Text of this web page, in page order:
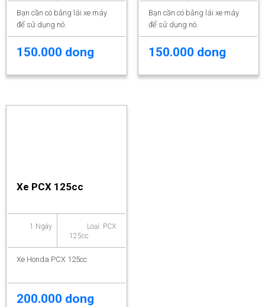
Bạn cần có bằng lái xe máy
để sử dụng nó.
150.000 dong
Bạn cần có bằng lái xe máy
để sử dụng nó.
150.000 dong
Xe PCX 125cc
1 Ngày
Loại: PCX
125cc
Xe Honda PCX 125cc
200.000 dong